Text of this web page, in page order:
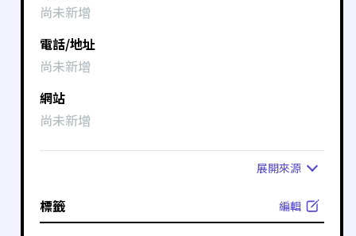
尚未新增
電話/地址
尚未新增
網站
尚未新增
展開來源
標籤 編輯